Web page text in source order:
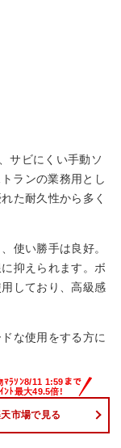
サビにくい手動ソ
ランの業務用とし
た耐久性から多く
使い勝手は良好。
抑えられます。ボ
しており、高級感
な使用をする方に
市場で見る